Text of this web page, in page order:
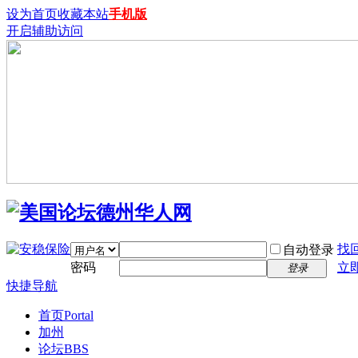
设为首页收藏本站手机版
开启辅助访问
自动登录 找
密码
登录
立
快捷导航
首页Portal
加州
论坛BBS